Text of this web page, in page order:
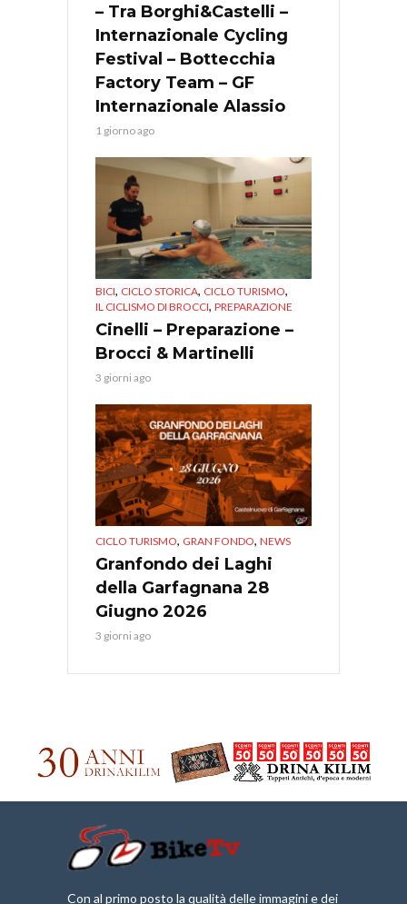
– Tra Borghi&Castelli –
Internazionale Cycling
Festival – Bottecchia
Factory Team – GF
Internazionale Alassio
1 giorno ago
BICI, CICLO STORICA, CICLO TURISMO,
IL CICLISMO DI BROCCI, PREPARAZIONE
Cinelli – Preparazione –
Brocci & Martinelli
3 giorni ago
CICLO TURISMO, GRAN FONDO, NEWS
Granfondo dei Laghi
della Garfagnana 28
Giugno 2026
3 giorni ago
Con al primo posto la qualità delle immagini e dei